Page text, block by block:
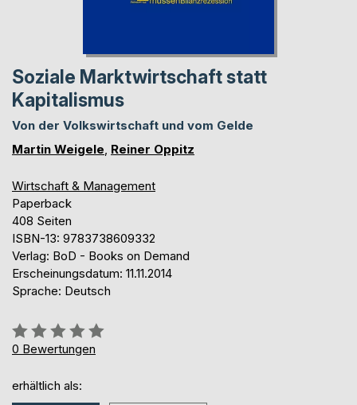
Soziale Marktwirtschaft statt
Kapitalismus
Von der Volkswirtschaft und vom Gelde
Martin Weigele, Reiner Oppitz
Wirtschaft & Management
Paperback
408 Seiten
ISBN-13: 9783738609332
Verlag: BoD - Books on Demand
Erscheinungsdatum: 11.11.2014
Sprache: Deutsch
Bewertung::
0%
0 Bewertungen
erhältlich als: